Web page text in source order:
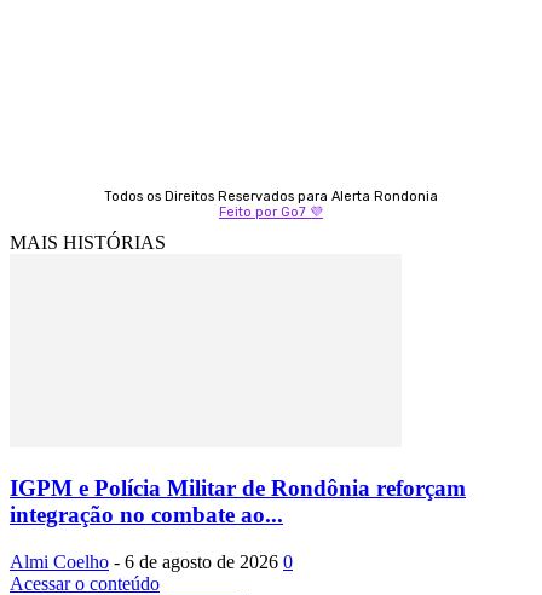
Todos os Direitos Reservados para Alerta Rondonia
Feito por Go7 💜
MAIS HISTÓRIAS
IGPM e Polícia Militar de Rondônia reforçam
integração no combate ao...
Almi Coelho - 6 de agosto de 2026 0
Acessar o conteúdo